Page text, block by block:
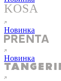
Новинка
Новинка